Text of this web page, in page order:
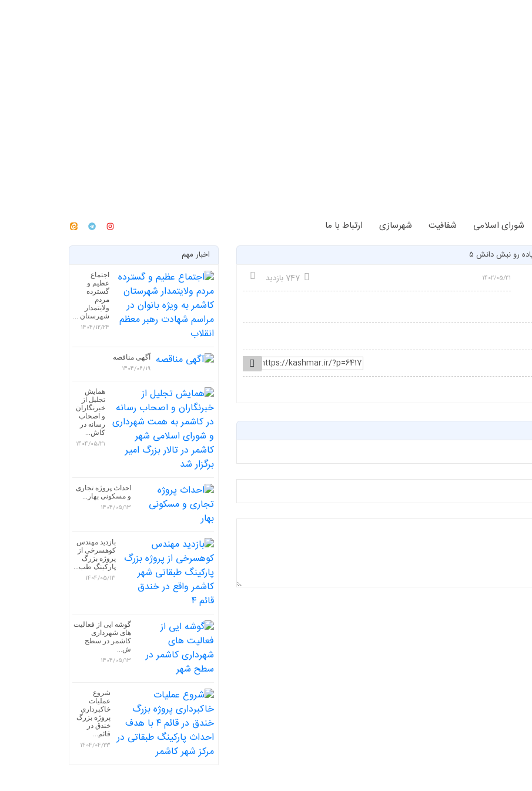
شورای اسلامی شفافیت شهرسازی ارتباط با ما
رو نبش دانش ۵
1402/05/21 747 بازدید
اخبار مهم
اجتماع
عظیم و
گسترده
مردم
ولایتمدار
شهرستان ...
1404/12/24
آگهی مناقصه
1404/06/19
همایش
تجلیل از
خبرنگاران
و اصحاب
رسانه در
کاش...
1404/05/21
احداث پروژه تجاری
و مسکونی بهار...
1404/05/13
بازدید مهندس
کوهسرخی از
پروژه بزرگ
پارکینگ طب...
1404/05/13
گوشه ایی از فعالیت
های شهرداری
کاشمر در سطح
ش...
1404/05/13
شروع
عملیات
خاکبرداری
پروژه بزرگ
خندق در
قائم...
1404/04/23